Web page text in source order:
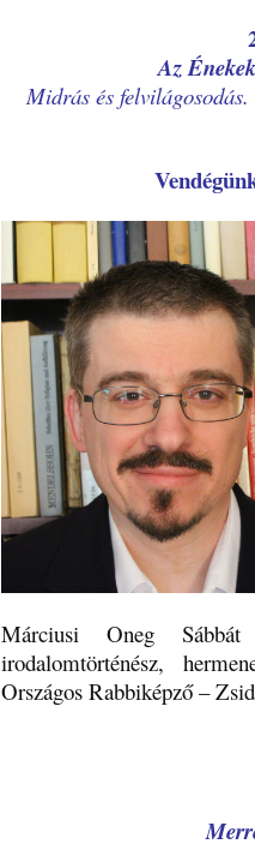
Az
Midrás és felvilágosodás.
Márciusi Oneg
irodalomtörténész,
Országos Rabbiképző –